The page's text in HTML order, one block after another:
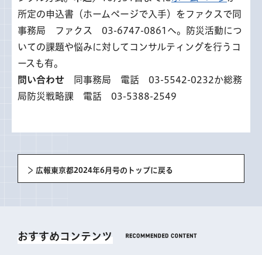
所定の申込書（ホームページで入手）をファクスで同
事務局 ファクス 03-6747-0861へ。防災活動につ
いての課題や悩みに対してコンサルティングを行うコ
ースも有。
問い合わせ 同事務局 電話 03-5542-0232か総務
局防災戦略課 電話 03-5388-2549
広報東京都2024年6月号のトップに戻る
おすすめコンテンツ